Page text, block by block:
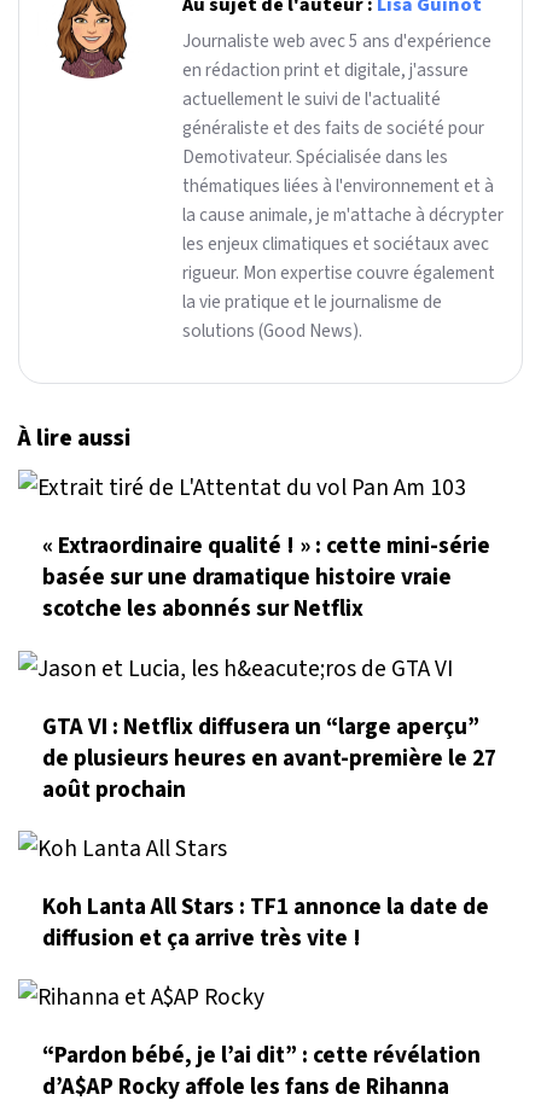
Journaliste web avec 5 ans d'expérience
en rédaction print et digitale, j'assure
actuellement le suivi de l'actualité
généraliste et des faits de société pour
Demotivateur. Spécialisée dans les
thématiques liées à l'environnement et à
la cause animale, je m'attache à décrypter
les enjeux climatiques et sociétaux avec
rigueur. Mon expertise couvre également
la vie pratique et le journalisme de
solutions (Good News).
À lire aussi
« Extraordinaire qualité ! » : cette mini-série
basée sur une dramatique histoire vraie
scotche les abonnés sur Netflix
GTA VI : Netflix diffusera un “large aperçu”
de plusieurs heures en avant-première le 27
août prochain
Koh Lanta All Stars : TF1 annonce la date de
diffusion et ça arrive très vite !
“Pardon bébé, je l’ai dit” : cette révélation
d’A$AP Rocky affole les fans de Rihanna